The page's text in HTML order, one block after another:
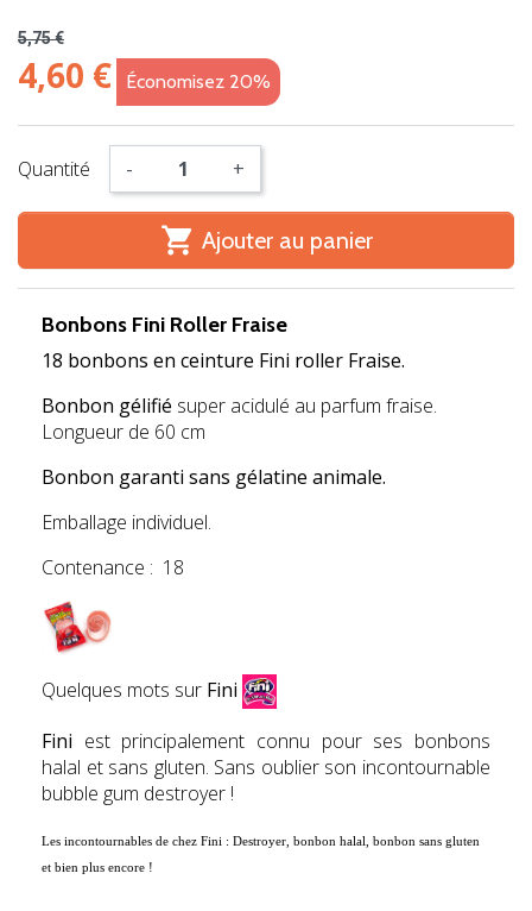
5,75 €
4,60 € Économisez 20%
Quantité - +
 Ajouter au panier
Bonbons Fini Roller Fraise
18 bonbons en ceinture Fini roller Fraise.
Bonbon gélifié super acidulé au parfum fraise.
Longueur de 60 cm
Bonbon garanti sans gélatine animale.
Emballage individuel.
Contenance : 18
Quelques mots sur Fini
Fini est principalement connu pour ses bonbons
halal et sans gluten. Sans oublier son incontournable
bubble gum destroyer !
Les incontournables de chez Fini : Destroyer, bonbon halal, bonbon sans gluten
et bien plus encore !